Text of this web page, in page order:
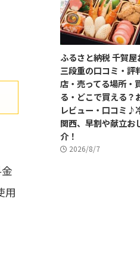
用
ふるさと納税 千賀
三段重の口コミ・評
店・売ってる場所・
る・どこで買える？
レビュー・口コミ♪
関西、早割や献立お
介！
2026/8/7